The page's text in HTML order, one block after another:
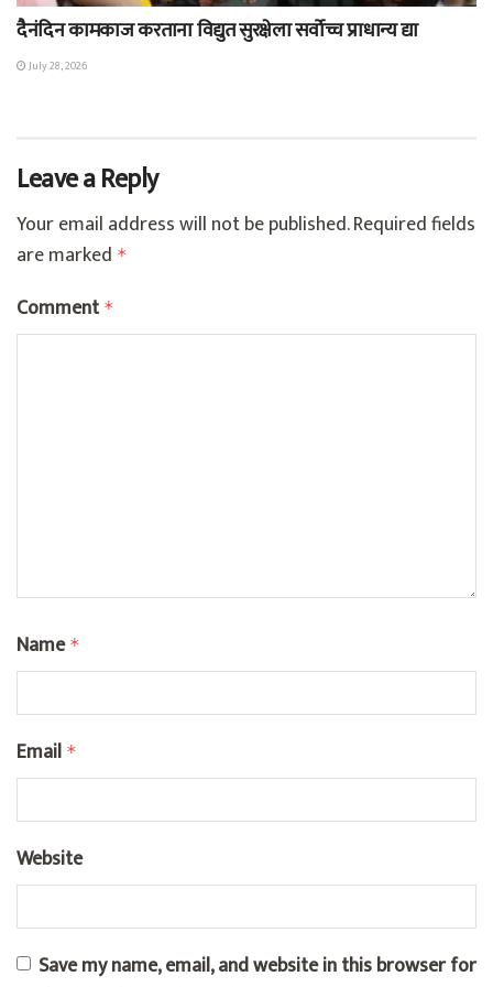
दैनंदिन कामकाज करताना विद्युत सुरक्षेला सर्वोच्च प्राधान्य द्या
July 28, 2026
Leave a Reply
Your email address will not be published.Required fields
are marked *
Comment *
Name *
Email *
Website
Save my name, email, and website in this browser for